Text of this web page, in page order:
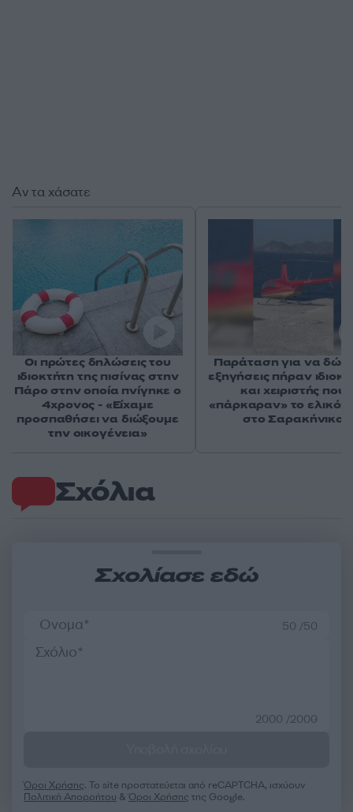
Σχόλια
Σχολίασε εδώ
50 /50
2000 /2000
Όροι Χρήσης. Το site προστατεύεται από reCAPTCHA, ισχύουν
Πολιτική Απορρήτου &Όροι Χρήσης της Google.
Αν τα χάσατε
Οι πρώτες δηλώσεις του
ιδιοκτήτη της πισίνας στην
Πάρο στην οποία πνίγηκε ο
4χρονος - «Είχαμε
προσπαθήσει να διώξουμε
την οικογένεια»
Παράταση για να
εξηγήσεις πήραν
και χειριστής που
«πάρκαραν» το
στο Σαρακήνικο